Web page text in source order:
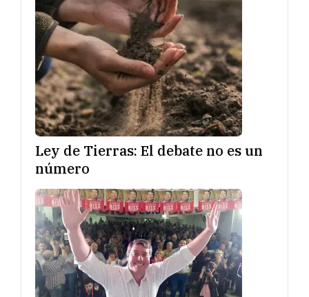
Ley de Tierras: El debate no es un
número